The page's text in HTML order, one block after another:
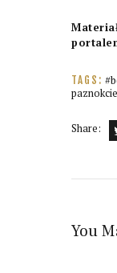
TAGS:
paznokcie
Share:
You